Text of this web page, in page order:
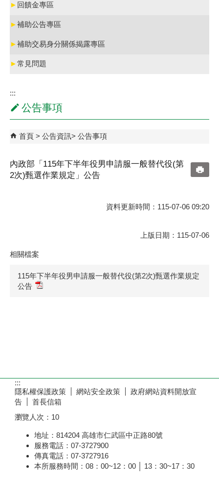
► 回饋金專區
►補助公告專區
►補助交易身分關係揭露專區
►常見問題
:::
公告事項
首頁 公告資訊 公告事項
內政部「115年下半年役男申請服一般替代役(第
2次)甄選作業規定」公告
資料更新時間：115-07-06 09:20
上版日期：115-07-06
相關檔案
115年下半年役男申請服一般替代役(第2次)甄選作業規定
公告
:::
隱私權保護政策
網站安全政策
政府網站資料開放宣
告
首長信箱
瀏覽人次： 10
地址：814204 高雄市仁武區中正路80號
服務電話：07-3727900
傳真電話：07-3727916
本所服務時間：08：00~12：00 │ 13：30~17：30